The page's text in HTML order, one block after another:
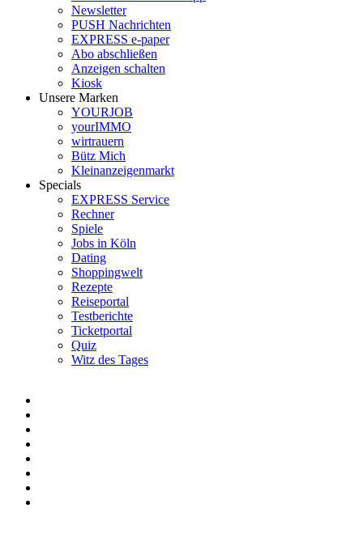
Newsletter
PUSH Nachrichten
EXPRESS e-paper
Abo abschließen
Anzeigen schalten
Kiosk
Unsere Marken
YOURJOB
yourIMMO
wirtrauern
Bütz Mich
Kleinanzeigenmarkt
Specials
EXPRESS Service
Rechner
Spiele
Jobs in Köln
Dating
Shoppingwelt
Rezepte
Reiseportal
Testberichte
Ticketportal
Quiz
Witz des Tages